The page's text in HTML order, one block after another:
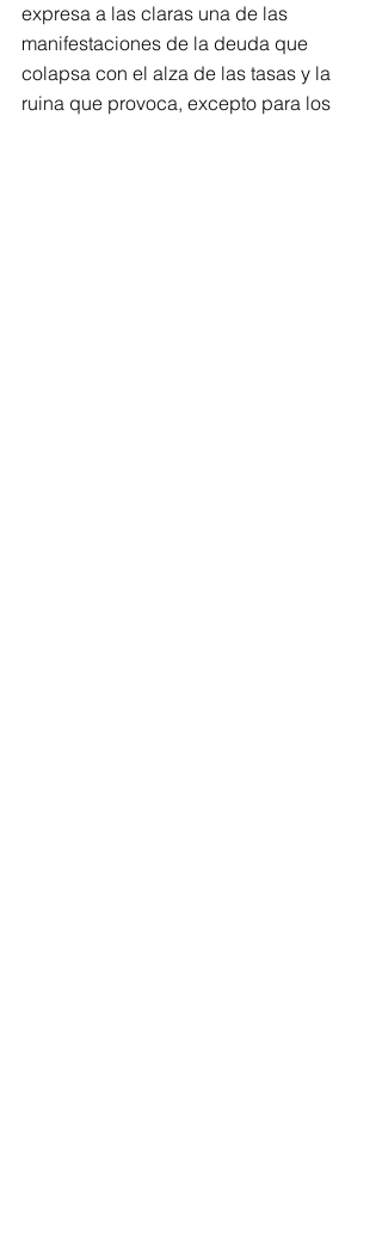
expresa a las claras una de las
manifestaciones de la deuda que
colapsa con el alza de las tasas y la
ruina que provoca, excepto para los